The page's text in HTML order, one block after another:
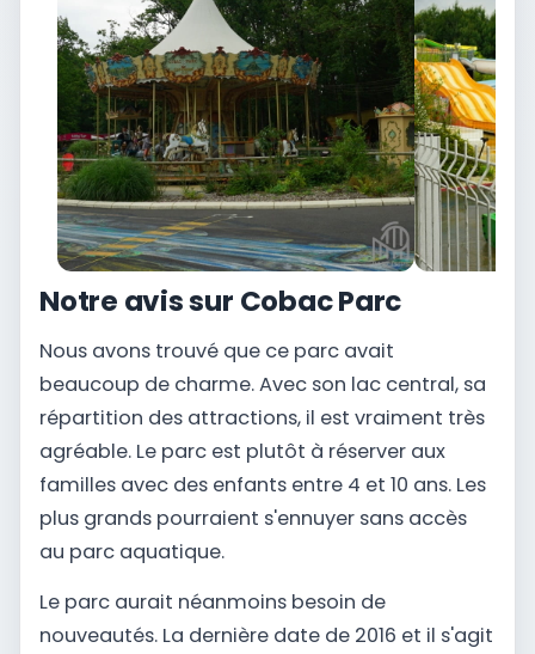
Notre avis sur Cobac Parc
Nous avons trouvé que ce parc avait
beaucoup de charme. Avec son lac central, sa
répartition des attractions, il est vraiment très
agréable. Le parc est plutôt à réserver aux
familles avec des enfants entre 4 et 10 ans. Les
plus grands pourraient s'ennuyer sans accès
au parc aquatique.
Le parc aurait néanmoins besoin de
nouveautés. La dernière date de 2016 et il s'agit